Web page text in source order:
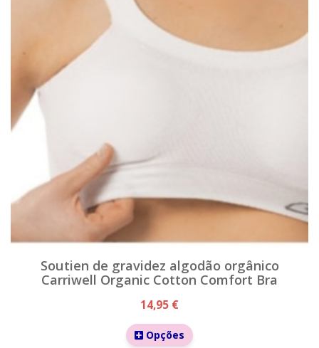
Soutien de gravidez algodão orgânico
Carriwell Organic Cotton Comfort Bra
14,95 €
Opções